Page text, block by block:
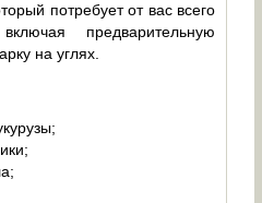
потребует от вас всего
предварительную
на углях.